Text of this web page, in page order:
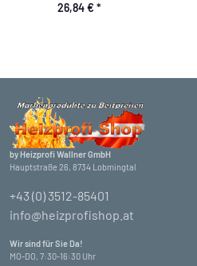
26,84 € *
by Heizprofi Wallner GmbH
Hauptstraße 26, 8734 Lobmingtal
+43 (0) 3512-85401
info@heizprofishop.at
Wir sind für Sie Da!
MO-DO, 7:30-16:30 Uhr